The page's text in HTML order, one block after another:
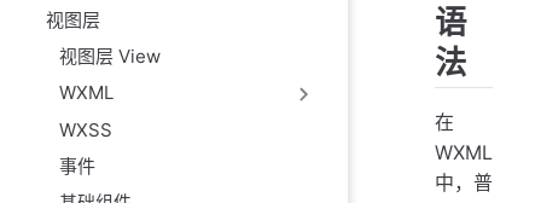
视图层
视图层 View
WXML
WXSS
事件
语
法
在
WXML
中，普